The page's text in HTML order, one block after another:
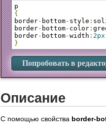
{
border- bottom- style :
border- bottom- color :
border- bottom-width : 2px
}
Попробовать в
Описание
С помощью свойства border-